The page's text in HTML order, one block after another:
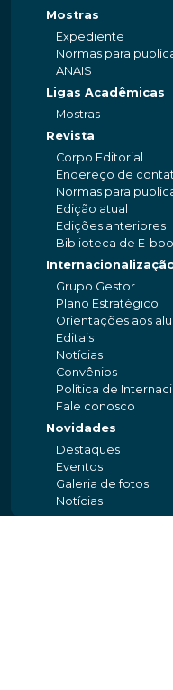
Mostras
Expediente
Normas para
ANAIS
Ligas Acadêmicas
Mostras
Revista
Corpo Editorial
Endereço de
Normas para
Edição atual
Edições anteriores
Biblioteca de E-
Grupo Gestor
Plano Estratégico
Orientações aos
Editais
Notícias
Convênios
Política de
Fale conosco
Novidades
Destaques
Eventos
Galeria de fotos
Notícias